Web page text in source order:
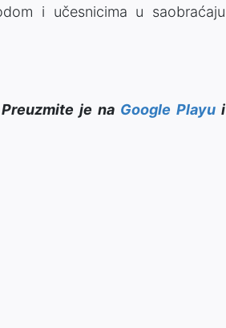
i učesnicima u saobraćaju
je na Google Playui